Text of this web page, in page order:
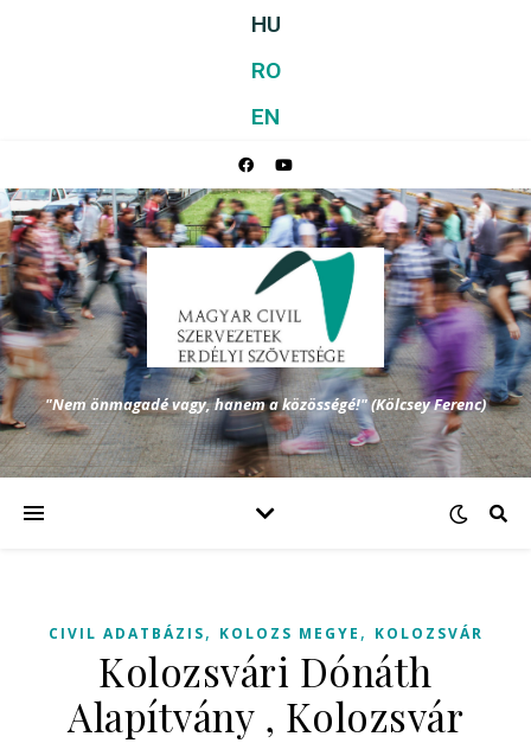
HU
RO
EN
"Nem önmagadé vagy, hanem a közösségé!" (Kölcsey Ferenc)
CIVIL ADATBÁZIS, KOLOZS MEGYE , KOLOZSVÁR
Kolozsvári Dónáth
Alapítvány , Kolozsvár